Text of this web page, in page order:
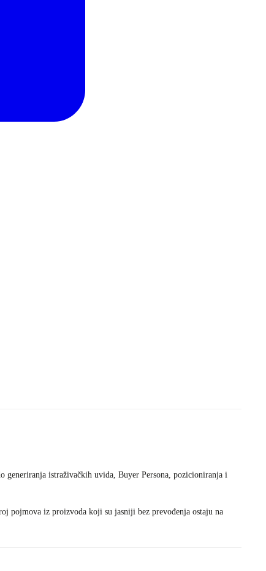
istraživačkih uvida, Buyer Persona, pozicioniranja i
pojmova iz proizvoda koji su jasniji bez prevođenja ostaju na